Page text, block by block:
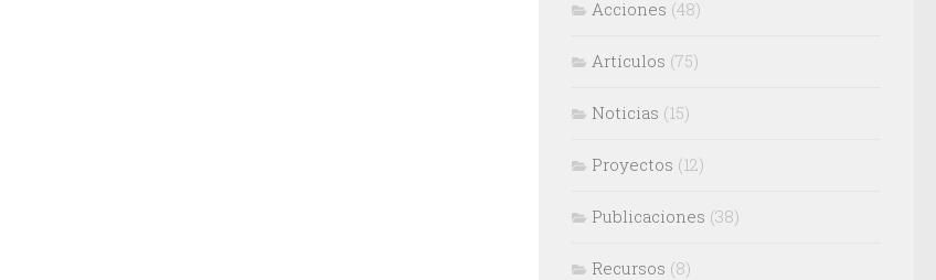
Acciones (48)
Artículos (75)
Noticias (15)
Proyectos (12)
Publicaciones (38)
Recursos (8)